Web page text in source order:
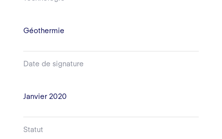
Géothermie
Date de signature
Janvier 2020
Statut